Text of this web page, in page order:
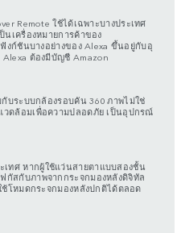
Remote ใช้ได้เฉพาะบางประเทศ
นเครื่องหมายการค้าของ
งก์ชันบางอย่างของ Alexa ขึ้นอยู่กับอุ
ต้องมีบัญชี Amazon
บระบบกล้องรอบคัน 360 ภาพไม่ใช่
วดล้อมเพื่อความปลอดภัย เป็นอุปกรณ์
ทศ หากผู้ใช้แว่นสายตาแบบสองชั้น
กัสกับภาพจากกระจกมองหลังดิจิทัล
โหมดกระจกมองหลังปกติได้ตลอด